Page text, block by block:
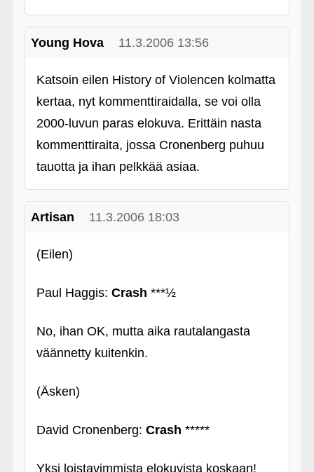
Young Hova 11.3.2006 13:56
Katsoin eilen History of Violencen kolmatta
kertaa, nyt kommenttiraidalla, se voi olla
2000-luvun paras elokuva. Erittäin nasta
kommenttiraita, jossa Cronenberg puhuu
tauotta ja ihan pelkkää asiaa.
Artisan 11.3.2006 18:03
(Eilen)
Paul Haggis: Crash ***½
No, ihan OK, mutta aika rautalangasta
väännetty kuitenkin.
(Äsken)
David Cronenberg: Crash *****
Yksi loistavimmista elokuvista koskaan!